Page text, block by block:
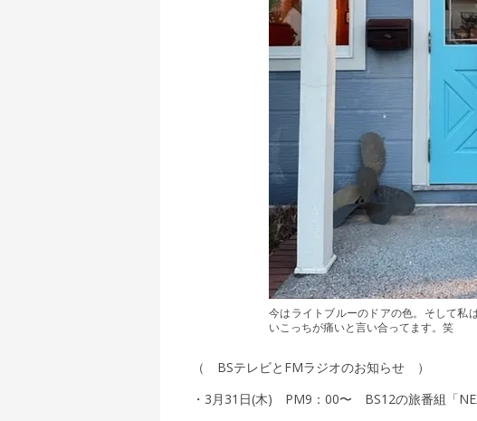
今はライトブルーのドアの色。そして私
いこっちが痛いと言い合ってます。笑
（ BSテレビとFMラジオのお知らせ ）
・3月31日(木) PM9：00〜 BS12の旅番組「